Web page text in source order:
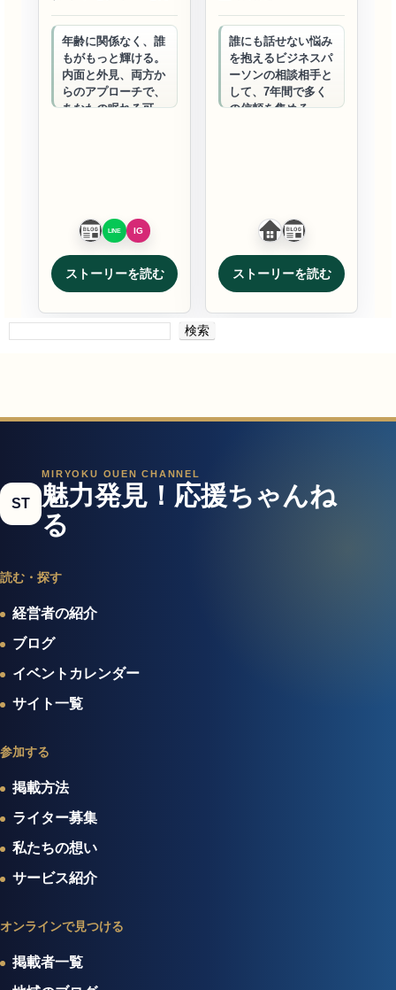
年齢に関係なく、誰
もがもっと輝ける。
内面と外見、両方か
らのアプローチで、
あなたの眠れる可能
ストーリーを読む
誰にも話せない悩み
を抱えるビジネスパ
ーソンの相談相手と
して、7年間で多く
の信頼を集める。相
ストーリーを読む
検索
ST
MIRYOKU OUEN CHANNEL
魅力発見！応援ちゃんね
る
読む・探す
経営者の紹介
ブログ
イベントカレンダー
サイト一覧
参加する
掲載方法
ライター募集
私たちの想い
サービス紹介
オンラインで見つける
掲載者一覧